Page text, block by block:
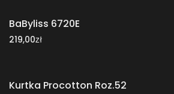
BaByliss 6720E
219,00zł
Kurtka Procotton Roz.52